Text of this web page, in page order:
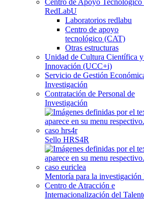
Centro de Apoyo
RedLabU
Laboratorios redlabu
Centro de apoyo
tecnológico (CAT)
Otras estructuras
Unidad de Cultura Científica y
Innovación (UCC+i)
Servicio de Gestión
Investigación
Contratación de Personal de
Investigación
Sello HRS4R
Mentoría para la investigación
Centro de Atracción e
Internacionalización del